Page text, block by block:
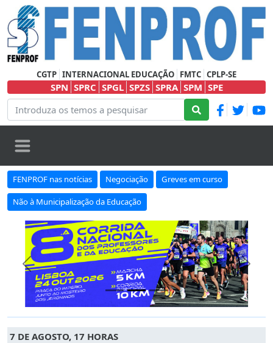
CGTP INTERNACIONAL EDUCAÇÃO FMTC CPLP-SE
SPN SPRC SPGL SPZS SPRA SPM SPE
FENPROF nas notícias Negociação Greves em curso
Não à Municipalização da Educação
Anterior
7 DE AGOSTO, 17 HORAS